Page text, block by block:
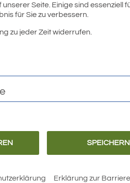
Seite. Einige sind
für Sie zu verbessern.
zu jeder Zeit widerrufen.
SPEICHERN
Erklärung zur